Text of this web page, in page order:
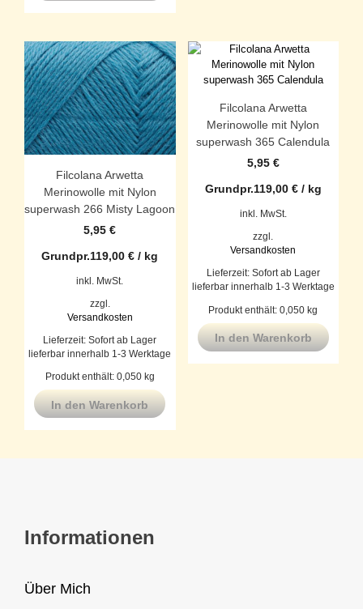
Filcolana Arwetta
Merinowolle mit Nylon
superwash 266 Misty Lagoon
5,95€
Grundpr.119,00€ / kg
inkl. MwSt.
zzgl.
Versandkosten
Lieferzeit:Sofort ab Lager
lieferbar innerhalb 1-3 Werktage
Produkt enthält: 0,050 kg
In den Warenkorb
Filcolana Arwetta
Merinowolle mit Nylon
superwash 365 Calendula
5,95 €
Grundpr.119,00 €/ kg
inkl. MwSt.
zzgl.
Versandkosten
Lieferzeit: Sofort ab Lager
lieferbar innerhalb 1-3 Werktage
Produkt enthält: 0,050kg
In den Warenkorb
Informationen
Über Mich